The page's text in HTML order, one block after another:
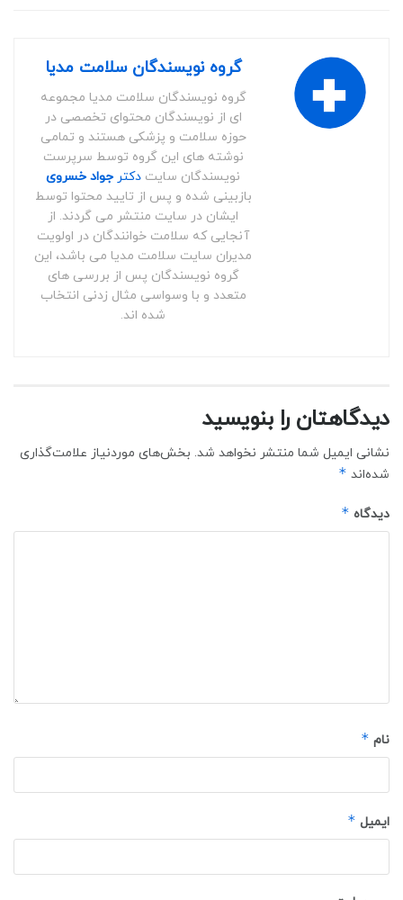
گروه نویسندگان سلامت مدیا
گروه نویسندگان سلامت مدیا مجموعه
ای از نویسندگان محتوای تخصصی در
حوزه سلامت و پزشکی هستند و تمامی
نوشته های این گروه توسط سرپرست
نویسندگان سایت دکتر جواد خسروی
بازبینی شده و پس از تایید محتوا توسط
ایشان در سایت منتشر می گردند. از
آنجایی که سلامت خوانندگان در اولویت
مدیران سایت سلامت مدیا می باشد، این
گروه نویسندگان پس از بررسی های
متعدد و با وسواسی مثال زدنی انتخاب
شده اند.
دیدگاهتان را بنویسید
نشانی ایمیل شما منتشر نخواهد شد. بخش‌های موردنیاز علامت‌گذاری
شده‌اند *
دیدگاه *
نام *
ایمیل *